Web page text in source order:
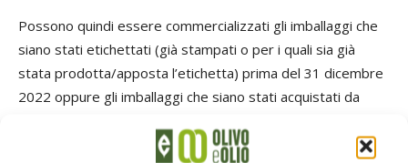
Possono quindi essere commercializzati gli imballaggi che
siano stati etichettati (già stampati o per i quali sia già
stata prodotta/apposta l’etichetta) prima del 31 dicembre
2022 oppure gli imballaggi che siano stati acquistati da
prima del 31 dicembre 2022.